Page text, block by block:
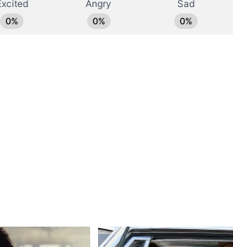
आग ने दिखाया तांडव, 21 मौत
नियमों के तहत कभी फायर
जैसे मीडिया संस्थानों में भी सूर्या सेवाएं दे चुके हैं।